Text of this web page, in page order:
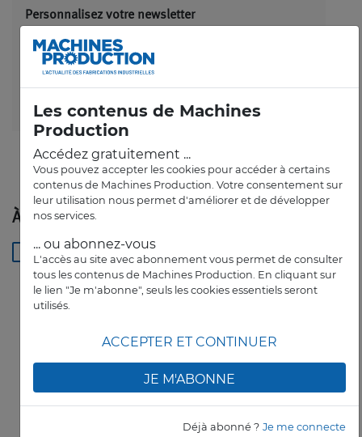
Les contenus de Machines
Production
Accédez gratuitement ...
Vous pouvez accepter les cookies pour accéder à certains
contenus de Machines Production. Votre consentement sur
leur utilisation nous permet d'améliorer et de développer
nos services.
... ou abonnez-vous
L'accès au site avec abonnement vous permet de consulter
tous les contenus de Machines Production. En cliquant sur
le lien "Je m'abonne", seuls les cookies essentiels seront
utilisés.
ACCEPTER ET CONTINUER
JE M'ABONNE
Déjà abonné ? Je me connecte
Personnalisez votre newsletter
dans votre boîte mail
RECEVOIR LA NEWSLETTER
À LIRE AUSSI